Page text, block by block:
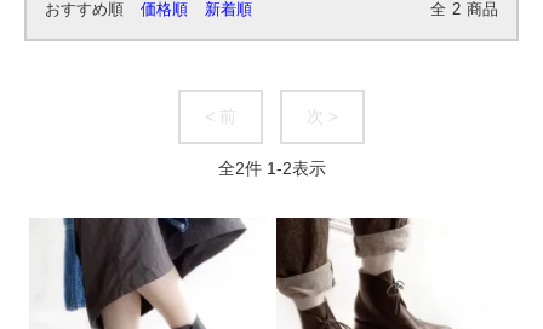
おすすめ順 価格順 新着順 全 2 商品
< 前 次 >
全2件 1-2表示